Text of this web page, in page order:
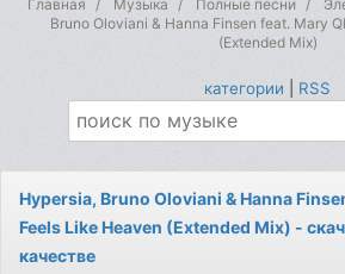
Главная Музыка Полные песни
Bruno Oloviani & Hanna Finsen feat. Mary
(Extended Mix)
категории RSS
Hypersia, Bruno Oloviani & Hanna
Feels Like Heaven (Extended Mix) -
качестве